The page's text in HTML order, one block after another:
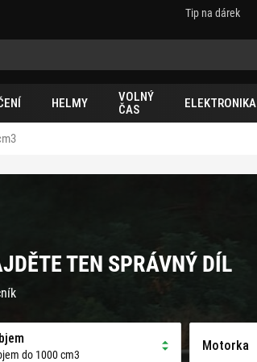
Tip na dárek
HELMY
VOLNÝ
ČAS
ELEKTRONIKA
TEN SPRÁVNÝ DÍL
do 1000 cm3
Motorka